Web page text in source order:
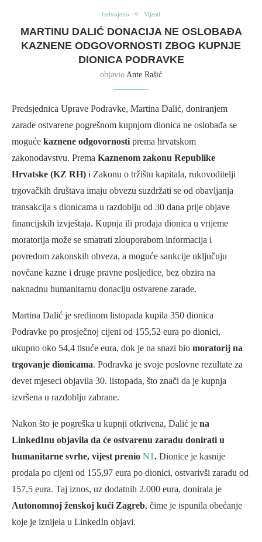
Izdvojeno Vijesti
MARTINU DALIĆ DONACIJA NE OSLOBAĐA
KAZNENE ODGOVORNOSTI ZBOG KUPNJE
DIONICA PODRAVKE
objavio Ante Rašić
Predsjednica Uprave Podravke, Martina Dalić, doniranjem
zarade ostvarene pogrešnom kupnjom dionica ne oslobađa se
moguće kaznene odgovornosti prema hrvatskom
zakonodavstvu. Prema Kaznenom zakonu Republike
Hrvatske (KZ RH) i Zakonu o tržištu kapitala, rukovoditelji
trgovačkih društava imaju obvezu suzdržati se od obavljanja
transakcija s dionicama u razdoblju od 30 dana prije objave
financijskih izvještaja. Kupnja ili prodaja dionica u vrijeme
moratorija može se smatrati zlouporabom informacija i
povredom zakonskih obveza, a moguće sankcije uključuju
novčane kazne i druge pravne posljedice, bez obzira na
naknadnu humanitarnu donaciju ostvarene zarade.
Martina Dalić je sredinom listopada kupila 350 dionica
Podravke po prosječnoj cijeni od 155,52 eura po dionici,
ukupno oko 54,4 tisuće eura, dok je na snazi bio moratorij na
trgovanje dionicama. Podravka je svoje poslovne rezultate za
devet mjeseci objavila 30. listopada, što znači da je kupnja
izvršena u razdoblju zabrane.
Nakon što je pogreška u kupnji otkrivena, Dalić je na
LinkedInu objavila da će ostvarenu zaradu donirati u
humanitarne svrhe, vijest prenio N1. Dionice je kasnije
prodala po cijeni od 155,97 eura po dionici, ostvarivši zaradu od
157,5 eura. Taj iznos, uz dodatnih 2.000 eura, donirala je
Autonomnoj ženskoj kući Zagreb, čime je ispunila obećanje
koje je iznijela u LinkedIn objavi.